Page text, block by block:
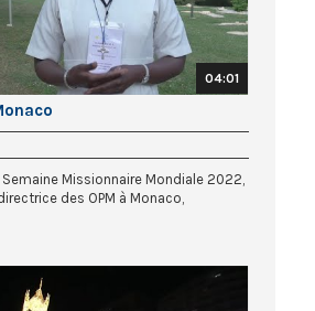
04:01
Missionnaire Mondiale 2022,
des OPM à Monaco,